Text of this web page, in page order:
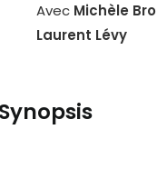
Avec Michèle
Laurent Lévy